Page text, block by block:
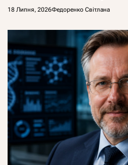
18 Липня, 2026Федоренко Світлана